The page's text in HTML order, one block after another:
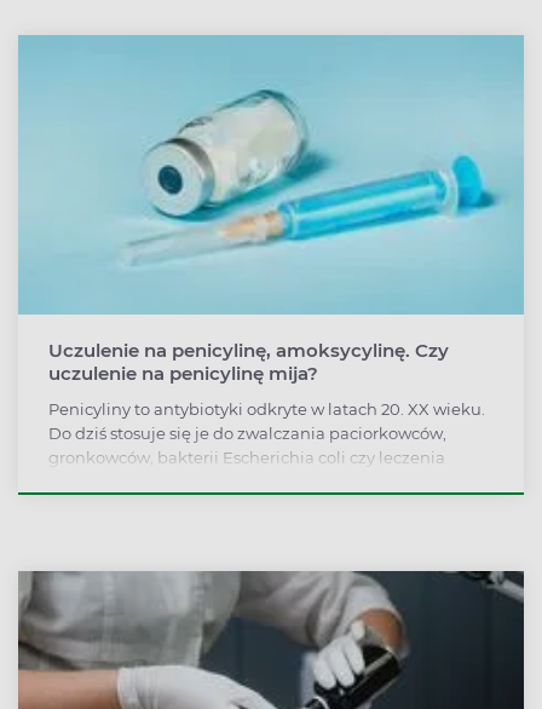
Uczulenie na penicylinę, amoksycylinę. Czy
uczulenie na penicylinę mija?
Penicyliny to antybiotyki odkryte w latach 20. XX wieku.
Do dziś stosuje się je do zwalczania paciorkowców,
gronkowców, bakterii Escherichia coli czy leczenia